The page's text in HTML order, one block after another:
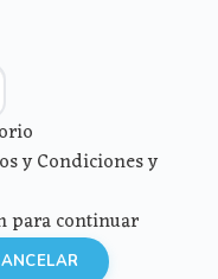
y Condiciones y
para continuar